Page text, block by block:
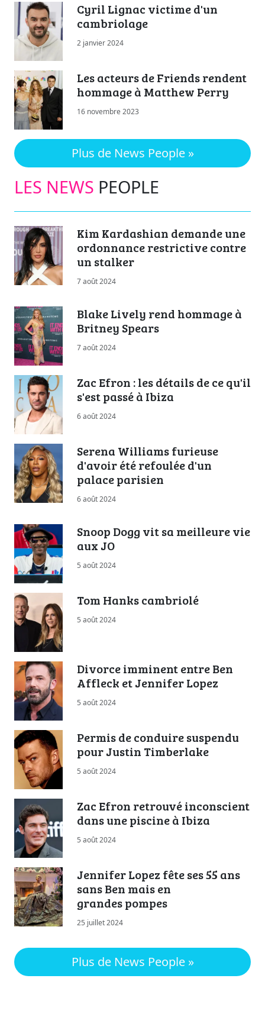
Cyril Lignac victime d'un
cambriolage
2 janvier 2024
Les acteurs de Friends rendent
hommage à Matthew Perry
16 novembre 2023
Plus de News People »
LES NEWS PEOPLE
Kim Kardashian demande une
ordonnance restrictive contre
un stalker
7 août 2024
Blake Lively rend hommage à
Britney Spears
7 août 2024
Zac Efron : les détails de ce qu'il
s'est passé à Ibiza
6 août 2024
Serena Williams furieuse
d'avoir été refoulée d'un
palace parisien
6 août 2024
Snoop Dogg vit sa meilleure vie
aux JO
5 août 2024
Tom Hanks cambriolé
5 août 2024
Divorce imminent entre Ben
Affleck et Jennifer Lopez
5 août 2024
Permis de conduire suspendu
pour Justin Timberlake
5 août 2024
Zac Efron retrouvé inconscient
dans une piscine à Ibiza
5 août 2024
Jennifer Lopez fête ses 55 ans
sans Ben mais en
grandes pompes
25 juillet 2024
Plus de News People »